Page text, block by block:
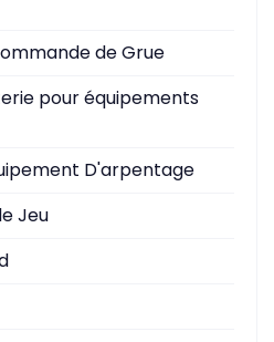
de Grue
pour équipements
D'arpentage
Jeu